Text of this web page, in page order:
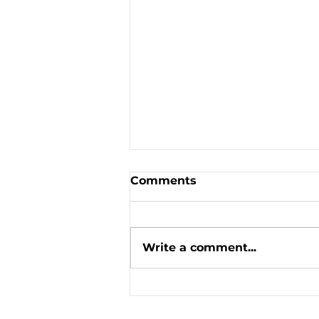
Comments
Write a comment...